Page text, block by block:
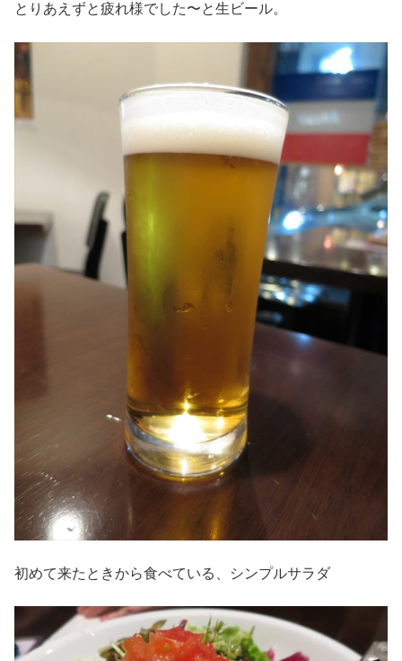
とりあえずと疲れ様でした〜と生ビール。
初めて来たときから食べている、シンプルサラダ